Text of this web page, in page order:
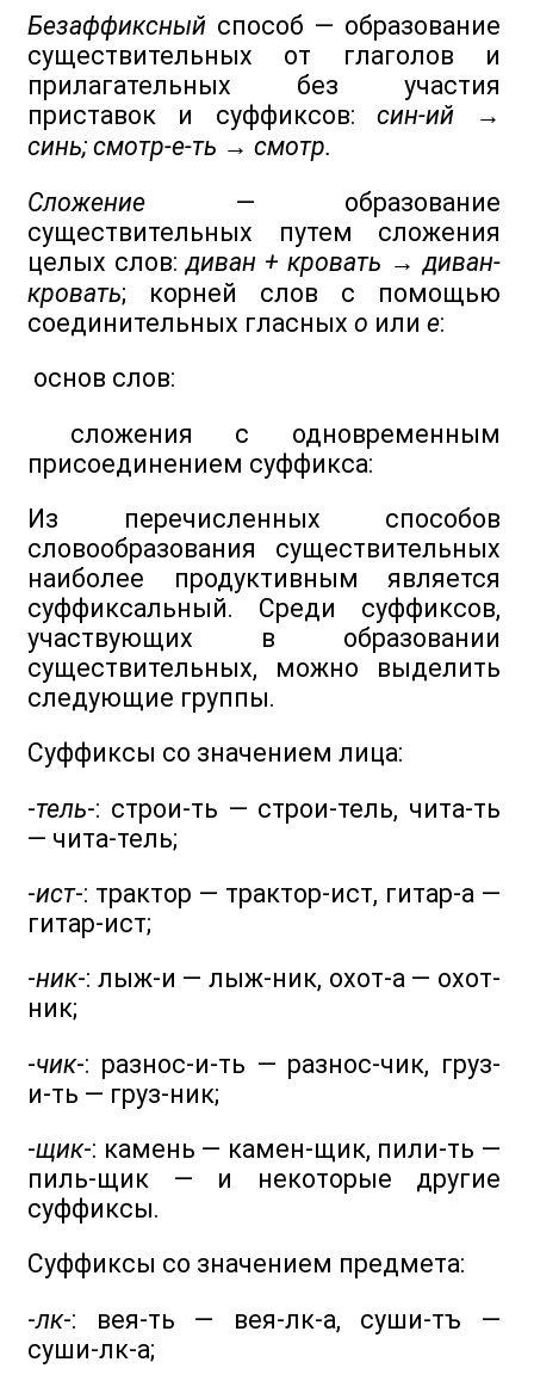
Безаффиксный способ — образование
существительных от глаголов и
прилагательных без участия
приставок и суффиксов: син-ий →
синь; смотр-е-ть → смотр.
Сложение — образование
существительных путем сложения
целых слов:диван + кровать → диван-
кровать; корней слов с помощью
соединительных гласных о или е:
основ слов:
сложения с одновременным
присоединением суффикса:
Из перечисленных способов
словообразования существительных
наиболее продуктивным является
суффиксальный. Среди суффиксов,
участвующих в образовании
существительных, можно выделить
следующие группы.
Суффиксы со значением лица:
-тель-: строи-ть — строи-тель, чита-ть
— чита-тель;
-ист-: трактор — трактор-ист, гитар-а —
гитар-ист;
-ник-: лыж-и — лыж-ник, охот-а — охот-
ник;
-чик-: разнос-и-ть — разнос-чик, груз-
и-ть — груз-ник;
-щик-: камень — камен-щик, пили-ть —
пиль-щик — и некоторые другие
суффиксы.
Суффиксы со значением предмета:
-лк-: вея-ть — вея-лк-а, суши-тъ —
суши-лк-а;